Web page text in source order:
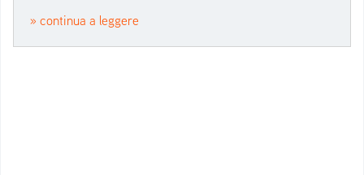
» continua a leggere